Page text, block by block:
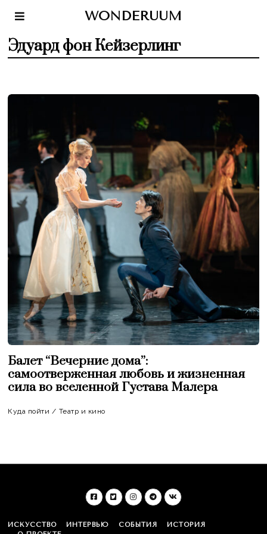
WONDERUUM
Эдуард фон Кейзерлинг
Балет “Вечерние дома”:
самоотверженная любовь и жизненная
сила во вселенной Густава Малера
Куда пойти / Театр и кино
ИСКУССТВО ИНТЕРВЬЮ СОБЫТИЯ
ИСТОРИЯ